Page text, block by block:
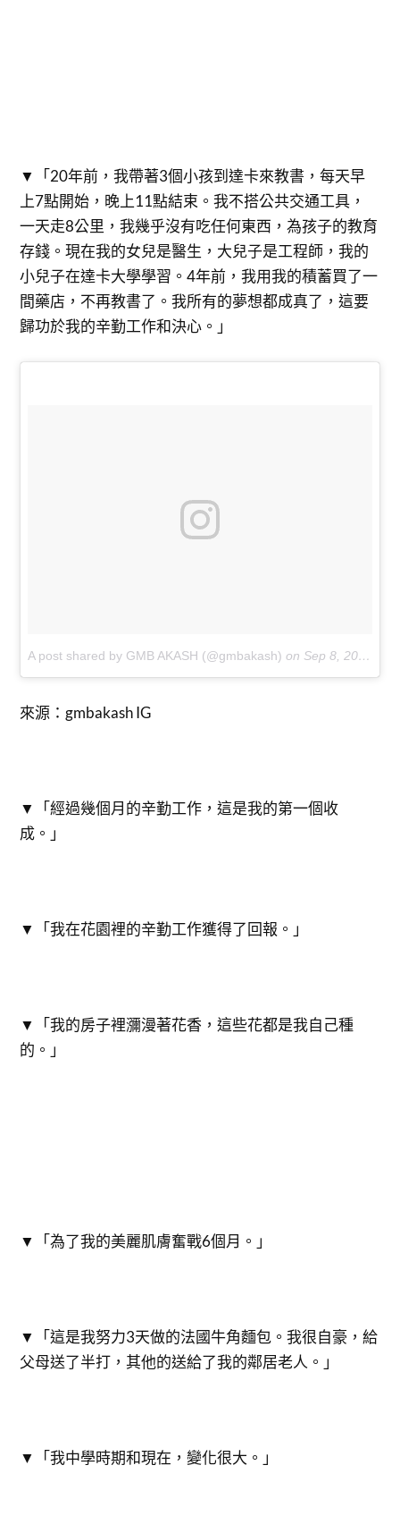
▼「20年前，我帶著3個小孩到達卡來教書，每天早
上7點開始，晚上11點結束。我不搭公共交通工具，
一天走8公里，我幾乎沒有吃任何東西，為孩子的教育
存錢。現在我的女兒是醫生，大兒子是工程師，我的
小兒子在達卡大學學習。4年前，我用我的積蓄買了一
間藥店，不再教書了。我所有的夢想都成真了，這要
歸功於我的辛勤工作和決心。」
A post shared by GMB AKASH (@gmbakash) on Sep 8, 2017 at 7:01am PDT
來源：gmbakash IG
▼「經過幾個月的辛勤工作，這是我的第一個收
成。」
▼「我在花園裡的辛勤工作獲得了回報。」
▼「我的房子裡瀰漫著花香，這些花都是我自己種
的。」
▼「為了我的美麗肌膚奮戰6個月。」
▼「這是我努力3天做的法國牛角麵包。我很自豪，給
父母送了半打，其他的送給了我的鄰居老人。」
▼「我中學時期和現在，變化很大。」